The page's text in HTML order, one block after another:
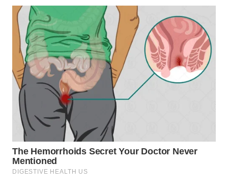
UTARA
WN
SAMOSIR
WN
PADANG
LAWAS
WN
SUMEDANG
WN
CIANJUR